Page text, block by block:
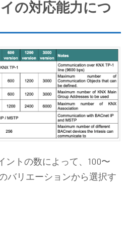
の対応能力につ
ントの数によって、100〜
バリエーションから選択す